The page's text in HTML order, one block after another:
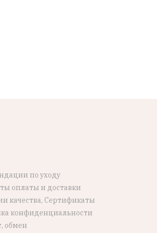
по уходу
оплаты и доставки
качества, Сертификаты
конфиденциальности
обмен